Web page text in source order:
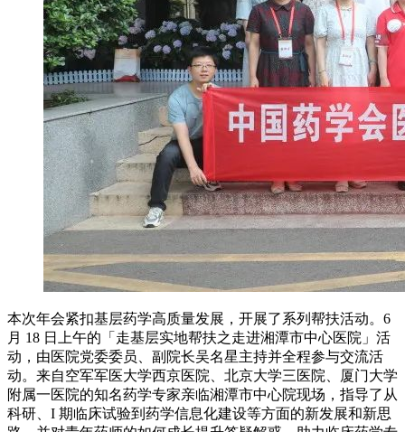
本次年会紧扣基层药学高质量发展，开展了系列帮扶活动。6
月 18 日上午的「走基层实地帮扶之走进湘潭市中心医院」活
动，由医院党委委员、副院长吴名星主持并全程参与交流活
动。来自空军军医大学西京医院、北京大学三医院、厦门大学
附属一医院的知名药学专家亲临湘潭市中心院现场，指导了从
科研、I 期临床试验到药学信息化建设等方面的新发展和新思